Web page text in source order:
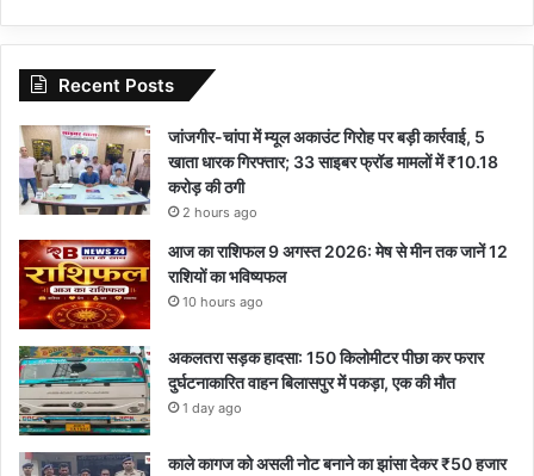
Recent Posts
जांजगीर-चांपा में म्यूल अकाउंट गिरोह पर बड़ी कार्रवाई, 5
खाता धारक गिरफ्तार; 33 साइबर फ्रॉड मामलों में ₹10.18
करोड़ की ठगी
2 hours ago
आज का राशिफल 9 अगस्त 2026: मेष से मीन तक जानें 12
राशियों का भविष्यफल
10 hours ago
अकलतरा सड़क हादसा: 150 किलोमीटर पीछा कर फरार
दुर्घटनाकारित वाहन बिलासपुर में पकड़ा, एक की मौत
1 day ago
काले कागज को असली नोट बनाने का झांसा देकर ₹50 हजार